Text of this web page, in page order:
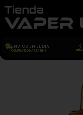
ENVIOS EN EL DIA
COMPRANDO HASTA 18HS